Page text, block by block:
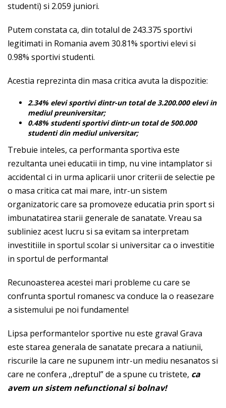
studenti) si 2.059 juniori.
Putem constata ca, din totalul de 243.375 sportivi
legitimati in Romania avem 30.81% sportivi elevi si
0.98% sportivi studenti.
Acestia reprezinta din masa critica avuta la dispozitie:
2.34% elevi sportivi dintr-un total de 3.200.000 elevi in
mediul preuniversitar;
0.48% studenti sportivi dintr-un total de 500.000
studenti din mediul universitar;
Trebuie inteles, ca performanta sportiva este
rezultanta unei educatii in timp, nu vine intamplator si
accidental ci in urma aplicarii unor criterii de selectie pe
o masa critica cat mai mare, intr-un sistem
organizatoric care sa promoveze educatia prin sport si
imbunatatirea starii generale de sanatate. Vreau sa
subliniez acest lucru si sa evitam sa interpretam
investitiile in sportul scolar si universitar ca o investitie
in sportul de performanta!
Recunoasterea acestei mari probleme cu care se
confrunta sportul romanesc va conduce la o reasezare
a sistemului pe noi fundamente!
Lipsa performantelor sportive nu este grava! Grava
este starea generala de sanatate precara a natiunii,
riscurile la care ne supunem intr-un mediu nesanatos si
care ne confera ,,dreptul” de a spune cu tristete, ca
avem un sistem nefunctional si bolnav!